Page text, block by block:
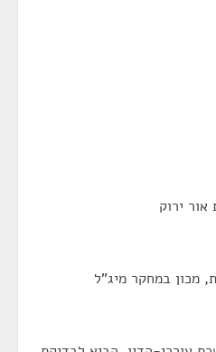
ירוק
מכון במחקר מיג"ל